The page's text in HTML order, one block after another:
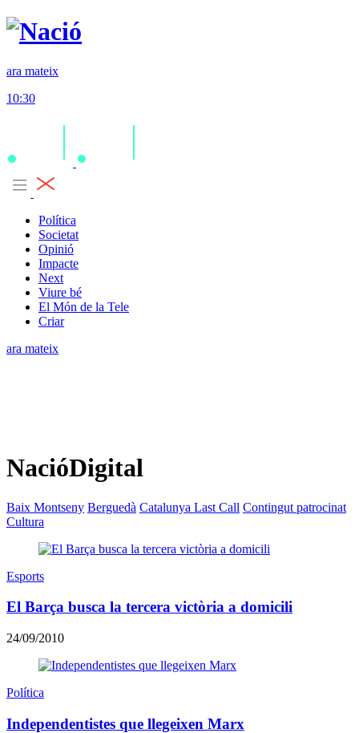
ara mateix
10:30
Política
Societat
Opinió
Impacte
Next
Viure bé
El Món de la Tele
Criar
ara mateix
NacióDigital
Baix Montseny Berguedà Catalunya Last Call Contingut patrocinat
Cultura
Esports
El Barça busca la tercera victòria a domicili
24/09/2010
Política
Independentistes que llegeixen Marx